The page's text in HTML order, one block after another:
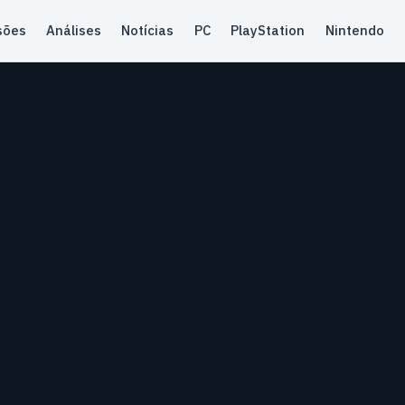
Análises Notícias PC PlayStation Nintendo